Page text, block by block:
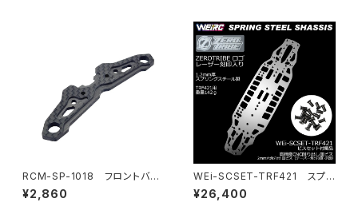
RCM-SP-1018 フロントバン
パーマウント
¥2,860
WEi-SCSET-TRF421 スプリ
ングスチールシャーシ＆ビスセッ
ト TRF421用
¥26,400